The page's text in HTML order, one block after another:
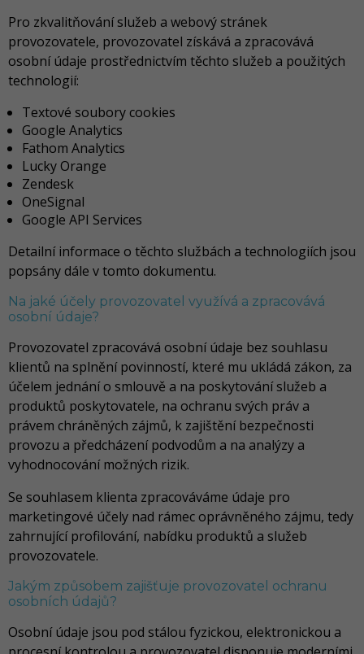
Pro zkvalitňování služeb a webový stránek
provozovatele, provozovatel získává a zpracovává
osobní údaje prostřednictvím těchto služeb a použitých
technologií:
Textové soubory cookies
Google Analytics
Fathom Analytics
Lucky Orange
Zendesk
OneSignal
Google API Services
Detailní informace o těchto službách a technologiích jsou
popsány dále v tomto dokumentu.
Na jaké účely provozovatel využívá a zpracovává
osobní údaje?
Provozovatel zpracovává osobní údaje bez souhlasu
klientů na splnění povinností, které mu ukládá zákon, za
účelem jednání o smlouvě a na poskytování služeb a
produktů poskytovatele, na ochranu svých práv a
právem chráněných zájmů, k zajištění bezpečnosti
provozu a předcházení podvodům a na analýzy a
vyhodnocování možných rizik.
Se souhlasem klienta zpracováváme údaje pro
marketingové účely nad rámec oprávněného zájmu, tedy
zahrnující profilování, nabídku produktů a služeb
provozovatele.
Jakým způsobem zajišťuje provozovatel ochranu
osobních údajů?
Osobní údaje jsou pod stálou fyzickou, elektronickou a